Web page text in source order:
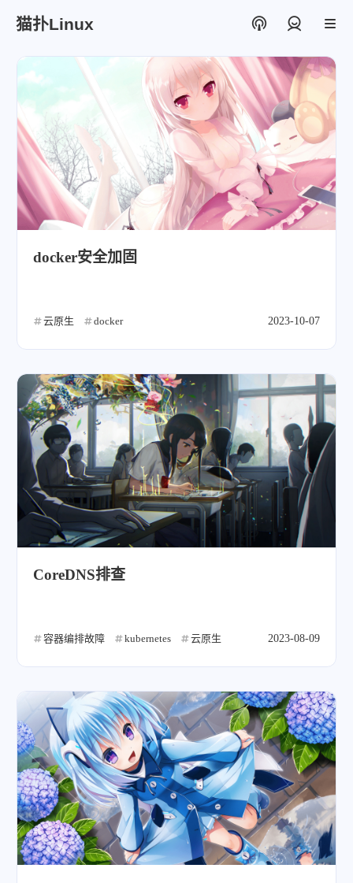
猫扑Linux
docker安全加固
云原生 docker 2023-10-07
CoreDNS排查
容器编排故障 kubernetes 云原生 2023-08-09